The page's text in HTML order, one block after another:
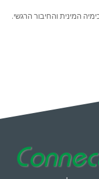
המינית והחיבור הרגשי.